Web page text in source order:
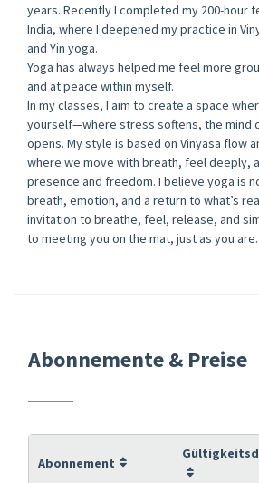
years. Recently I completed my 200-hour
India, where I deepened my practice in
and Yin yoga.
Yoga has always helped me feel more
and at peace within myself.
In my classes, I aim to create a space
yourself—where stress softens, the mind
opens. My style is based on Vinyasa flow
where we move with breath, feel deeply,
presence and freedom. I believe yoga is
breath, emotion, and a return to what’s
invitation to breathe, feel, release, and
to meeting you on the mat, just as you
Abonnemente & Preise
Abonnement